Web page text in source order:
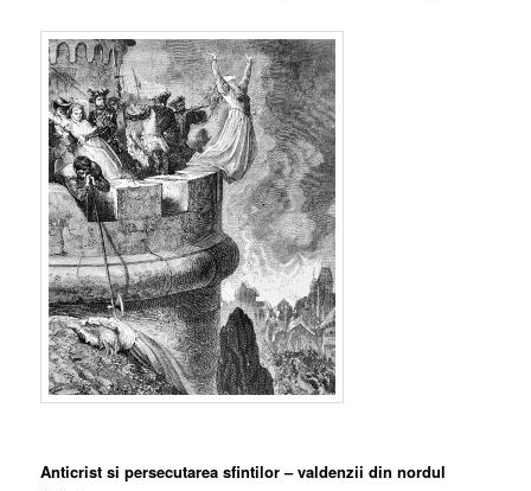
Anticrist si persecutarea sfintilor – valdenzii din nordul